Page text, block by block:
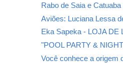
Rabo de Saia e
Aviões: Luciana Lessa
Eka Sapeka - LOJA
"POOL PARTY &
Você conhece a origem